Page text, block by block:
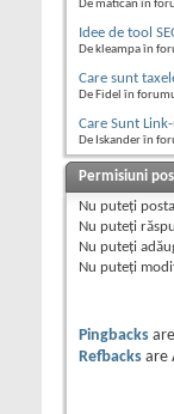
De matican în
Idee de tool
De kleampa în
Care sunt
De Fidel în
Care Sunt
De Iskander în
Permisiuni
Nu puteţi
Nu puteţi
Nu puteţi
Nu puteţi
Pingbacks are
Refbacks are